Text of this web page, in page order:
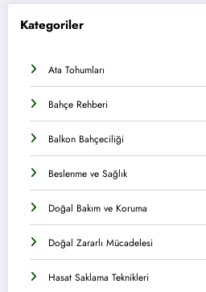
Kategoriler
Ata Tohumları
Bahçe Rehberi
Balkon Bahçeciliği
Beslenme ve Sağlık
Doğal Bakım ve Koruma
Doğal Zararlı Mücadelesi
Hasat Saklama Teknikleri